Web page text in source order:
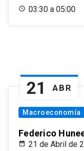
03:30 a 05:00
21 ABR
Macroeconomía
Federico
21 de Abril de